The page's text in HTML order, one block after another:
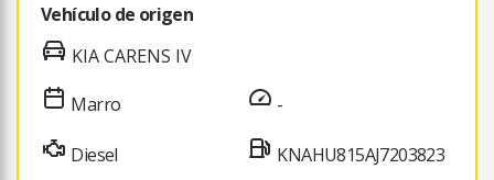
Vehículo de origen
KIA CARENS IV
Marro
Diesel
-
KNAHU815AJ7203823